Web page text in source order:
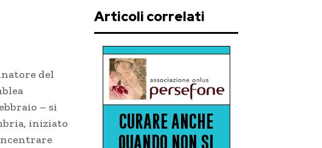
del
– si
iniziato
Articoli correlati